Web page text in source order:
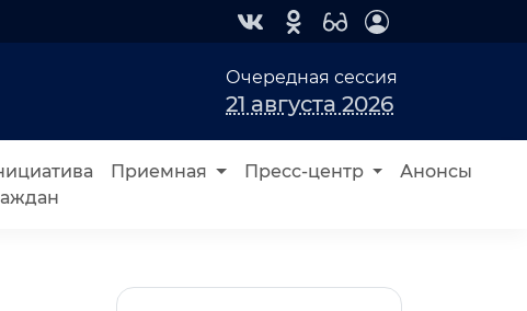
Очередная сессия
21 августа 2026
Приемная Пресс-центр Анонсы